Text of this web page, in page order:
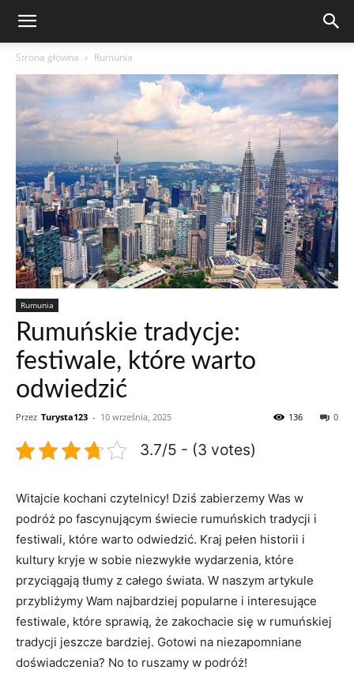
Strona główna Rumunia
Rumunia
Rumuńskie tradycje:
festiwale, które warto
odwiedzić
Przez Turysta123 - 10 września, 2025 0
136
3.7/5 - (3 votes)
Witajcie‍ kochani czytelnicy! Dziś zabierzemy Was w
‌podróż po fascynującym świecie rumuńskich tradycji⁢ i
festiwali, które ​warto odwiedzić. Kraj pełen historii ⁢i
⁢kultury kryje w ​sobie niezwykłe ‌wydarzenia, które‌
przyciągają tłumy z całego świata. W naszym artykule
‌przybliżymy‍ Wam ⁣najbardziej popularne i interesujące
festiwale, które sprawią, że zakochacie⁣ się w‌ rumuńskiej
tradycji jeszcze bardziej. Gotowi na​ niezapomniane
doświadczenia? No‌ to ​ruszamy ⁢w podróż!